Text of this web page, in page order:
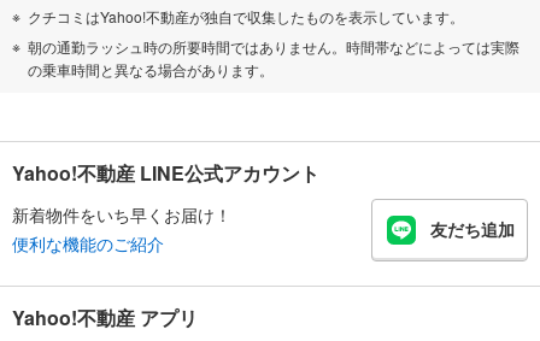
クチコミはYahoo!不動産が独自で収集したものを表示しています。
朝の通勤ラッシュ時の所要時間ではありません。時間帯などによっては実際
の乗車時間と異なる場合があります。
Yahoo!不動産 LINE公式アカウント
新着物件をいち早くお届け！
便利な機能のご紹介
友だち追加
Yahoo!不動産 アプリ